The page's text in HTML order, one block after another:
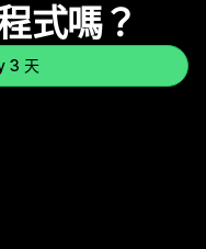
式嗎？
3 天